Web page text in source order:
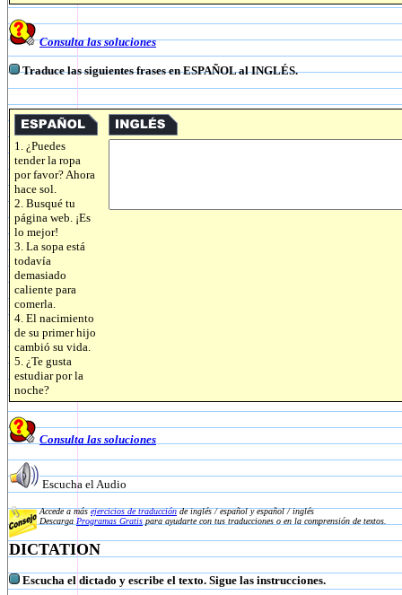
Consulta las soluciones
Traduce las siguientes frases en ESPAÑOL al INGLÉS.
1. ¿Puedes
tender la ropa
por favor? Ahora
hace sol.
2. Busqué tu
página web. ¡Es
lo mejor!
3. La sopa está
todavía
demasiado
caliente para
comerla.
4. El nacimiento
de su primer hijo
cambió su vida.
5. ¿Te gusta
estudiar por la
noche?
Consulta las soluciones
Escucha el Audio
Accede a másejercicios de traducciónde inglés / español y español / inglés
Descarga Programas Gratis para ayudarte con tus traducciones o en la comprensión de textos.
DICTATION
Escucha el dictado y escribe el texto. Sigue las instrucciones.